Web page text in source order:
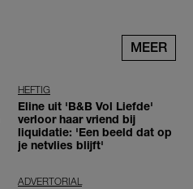
MEER
HEFTIG
Eline uit 'B&B Vol Liefde'
verloor haar vriend bij
liquidatie: 'Een beeld dat op
je netvlies blijft'
ADVERTORIAL